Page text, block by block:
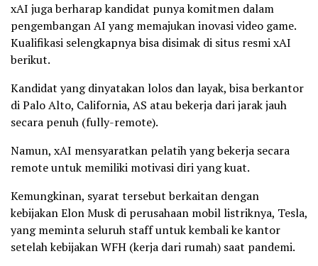
xAI juga berharap kandidat punya komitmen dalam
pengembangan AI yang memajukan inovasi video game.
Kualifikasi selengkapnya bisa disimak di situs resmi xAI
berikut.
Kandidat yang dinyatakan lolos dan layak, bisa berkantor
di Palo Alto, California, AS atau bekerja dari jarak jauh
secara penuh (fully-remote).
Namun, xAI mensyaratkan pelatih yang bekerja secara
remote untuk memiliki motivasi diri yang kuat.
Kemungkinan, syarat tersebut berkaitan dengan
kebijakan Elon Musk di perusahaan mobil listriknya, Tesla,
yang meminta seluruh staff untuk kembali ke kantor
setelah kebijakan WFH (kerja dari rumah) saat pandemi.